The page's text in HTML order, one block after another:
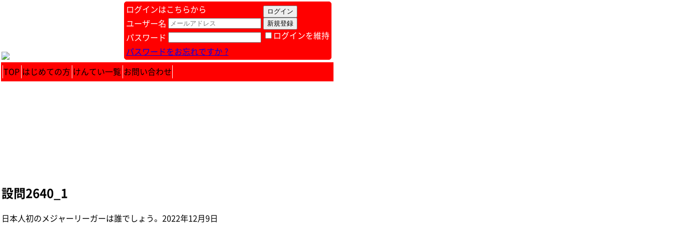
ログインはこちらから
ログインを維持
ユーザー名
パスワード
パスワードをお忘れですか ?
TOP はじめての方 けんてい一覧 お問い合わせ
設問2640_1
日本人初のメジャーリーガーは誰でしょう。 2022年12月9日